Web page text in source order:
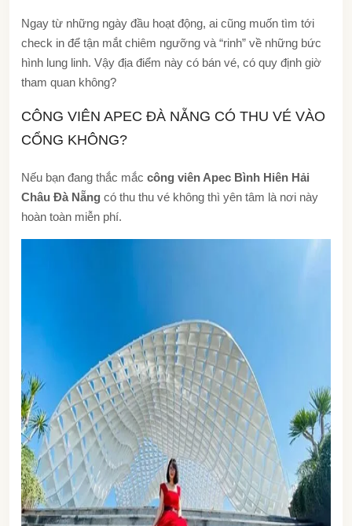
Ngay từ những ngày đầu hoạt động, ai cũng muốn tìm tới
check in để tận mắt chiêm ngưỡng và “rinh” về những bức
hình lung linh. Vậy địa điểm này có bán vé, có quy định giờ
tham quan không?
CÔNG VIÊN APEC ĐÀ NẴNG CÓ THU VÉ VÀO
CỔNG KHÔNG?
Nếu bạn đang thắc mắc công viên Apec Bình Hiên Hải
Châu Đà Nẵng có thu thu vé không thì yên tâm là nơi này
hoàn toàn miễn phí.